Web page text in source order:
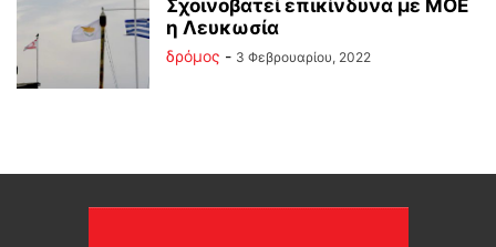
Σχοινοβατεί επικίνδυνα με ΜΟΕ
η Λευκωσία
δρόμος - 3 Φεβρουαρίου, 2022